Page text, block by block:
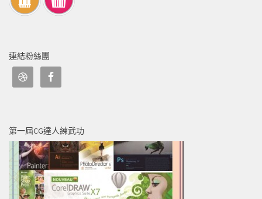
連結粉絲團
第一屆CG達人練武功